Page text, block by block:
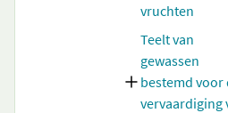
vruchten
Teelt van
gewassen
bestemd voor
vervaardiging